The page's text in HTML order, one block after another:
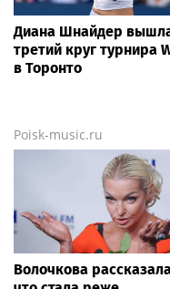
Росавиация сообщила
введении
полеты в Домодедово
News.tennis